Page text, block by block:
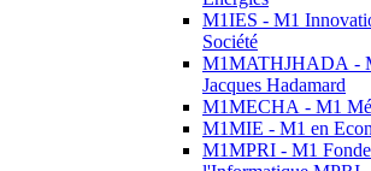
M1IES - M1
Société
M1MATHJHADA -
Jacques Hadamard
M1MECHA - M1
M1MIE - M1 en
M1MPRI - M1